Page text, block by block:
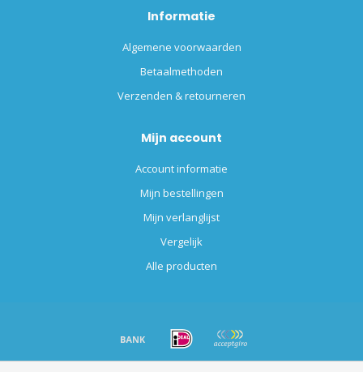
Informatie
Algemene voorwaarden
Betaalmethoden
Verzenden & retourneren
Mijn account
Account informatie
Mijn bestellingen
Mijn verlanglijst
Vergelijk
Alle producten